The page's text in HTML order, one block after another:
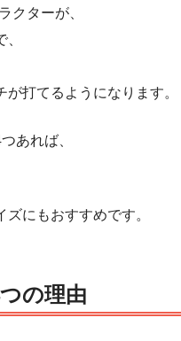
クターが、
打てるようになります。
あれば、
にもおすすめです。
の理由